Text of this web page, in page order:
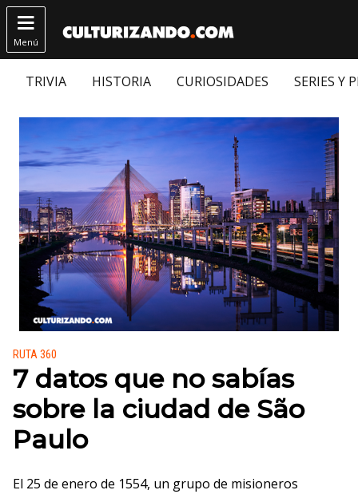

Menú
TRIVIA HISTORIA CURIOSIDADES SERIES Y
Publicado en:
RUTA 360
7 datos que no sabías
sobre la ciudad de São
Paulo
El 25 de enero de 1554, un grupo de misioneros